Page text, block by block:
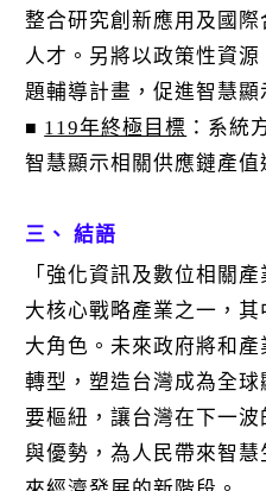
整合研究創新應用及國
人才。另將以政策性資
題輔導計畫，促進智慧顯
■ 119年終極目標 ：系統
智慧顯示相關供應鏈產值
三、 結語
「強化資訊及數位相關
大核心戰略產業之一，
大角色。未來政府將和
轉型，塑造台灣成為全
要樞紐，讓台灣在下一
與優勢，為人民帶來智